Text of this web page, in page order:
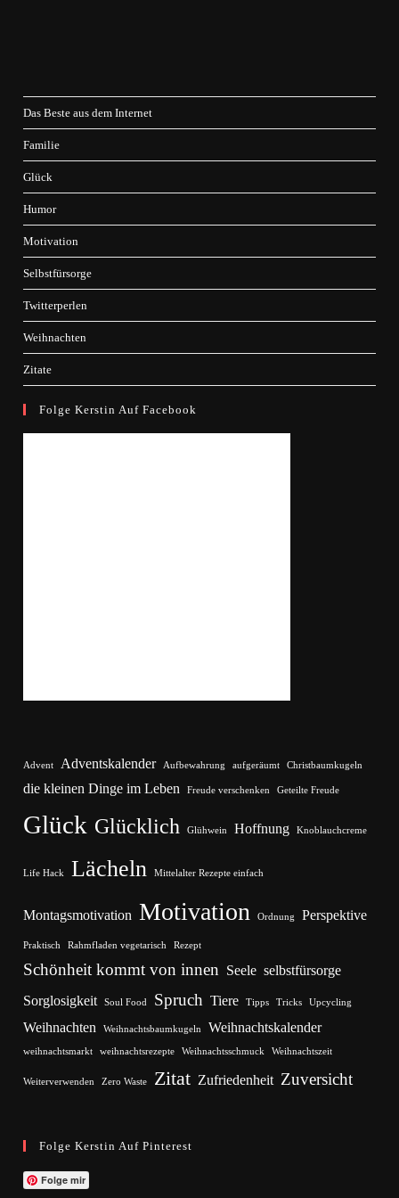
Das Beste aus dem Internet
Familie
Glück
Humor
Motivation
Selbstfürsorge
Twitterperlen
Weihnachten
Zitate
Folge Kerstin Auf Facebook
Advent Adventskalender Aufbewahrung aufgeräumt Christbaumkugeln
die kleinen Dinge im Leben Freude verschenken Geteilte Freude
Glück Glücklich Glühwein Hoffnung Knoblauchcreme
Life Hack Lächeln Mittelalter Rezepte einfach
Montagsmotivation Motivation Ordnung Perspektive
Praktisch Rahmfladen vegetarisch Rezept
Schönheit kommt von innen Seele selbstfürsorge
Sorglosigkeit
Soul Food Spruch Tiere Tipps Tricks Upcycling
Weihnachten Weihnachtsbaumkugeln Weihnachtskalender
weihnachtsmarkt weihnachtsrezepte Weihnachtsschmuck Weihnachtszeit
Weiterverwenden Zero Waste Zitat Zufriedenheit Zuversicht
Folge Kerstin Auf Pinterest
Folge mir